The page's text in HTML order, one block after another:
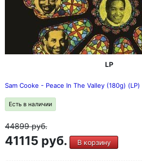
LP
Sam Cooke - Peace In The Valley (180g) (LP)
Есть в наличии
44899руб.
41115 руб. В корзину